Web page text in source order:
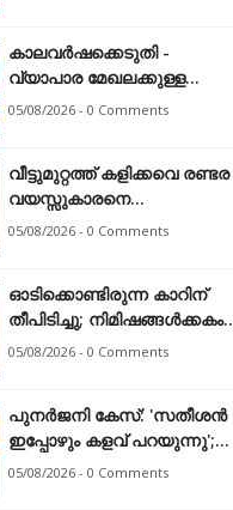
കാലവർഷക്കെടുതി -
വ്യാപാര മേഖലക്കുള്ള
സഹായത്തെ സ്വാഗതം
അസോസിയേഷൻ
05/08/2026 - 0 Comments
വീട്ടുമുറ്റത്ത് കളിക്കവെ രണ്ടര
വയസ്സുകാരനെ
തെരുവുനായ ആക്രമിച്ചു
05/08/2026 - 0 Comments
ഓടിക്കൊണ്ടിരുന്ന കാറിന്
തീപിടിച്ചു; നിമിഷങ്ങൾക്കകം
പൂർണമായി കത്തിനശിച്ചു
05/08/2026 - 0 Comments
പുനർജനി കേസ്: 'സതീശൻ
ഇപ്പോഴും കളവ് പറയുന്നു';
മുഖ്യമന്ത്രിക്കെതിരെ
05/08/2026 - 0 Comments